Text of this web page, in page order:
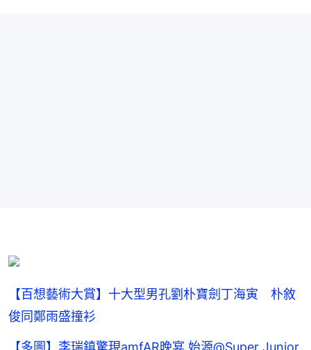
【百想藝術大賞】十大型男孔劉朴寶劍丁海寅 朴敘
俊同鄭雨盛撞衫
【多圖】李瑞鎮驚現amfAR晚宴 始源@Super Junior